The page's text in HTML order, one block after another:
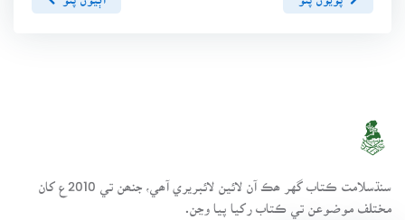
سنڌسلامت ڪتاب گهر ھڪ آن لائين لائبريري آھي، جنھن تي 2010ع کان
مختلف موضوعن تي ڪتاب رکيا پيا وڃن.